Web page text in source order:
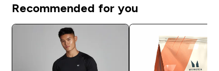
Recommended for you